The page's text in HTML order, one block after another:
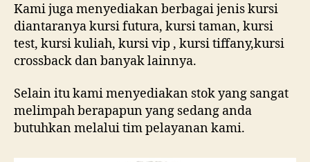
Kami juga menyediakan berbagai jenis kursi
diantaranya kursi futura, kursi taman, kursi
test, kursi kuliah, kursi vip , kursi tiffany,kursi
crossback dan banyak lainnya.
Selain itu kami menyediakan stok yang sangat
melimpah berapapun yang sedang anda
butuhkan melalui tim pelayanan kami.